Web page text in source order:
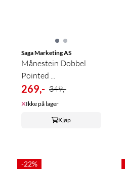
Saga Marketing AS
Månestein Dobbel
Pointed ...
269,- 349,-
Ikke på lager
Kjøp
-22%